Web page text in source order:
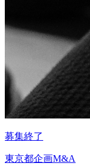
募集終了
東京都企画M&A